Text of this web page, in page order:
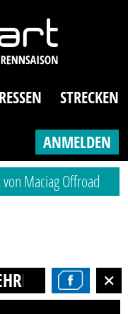
STRECKEN
ANMELDEN
Maciag Offroad